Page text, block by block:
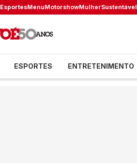
EsportesMenuMotorshowMulherSustentável
ESPORTES ENTRETENIMENTO